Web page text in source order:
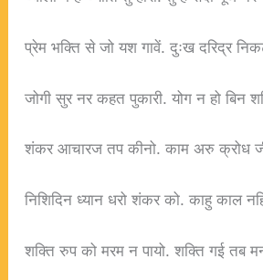
प्रेम भक्ति से जो यश गावें. दुःख दरिद्र
जोगी सुर नर कहत पुकारी. योग न हो बिन
शंकर आचारज तप कीनो. काम अरु क्रोध
निशिदिन ध्यान धरो शंकर को. काहु काल
शक्ति रुप को मरम न पायो. शक्ति गई तब